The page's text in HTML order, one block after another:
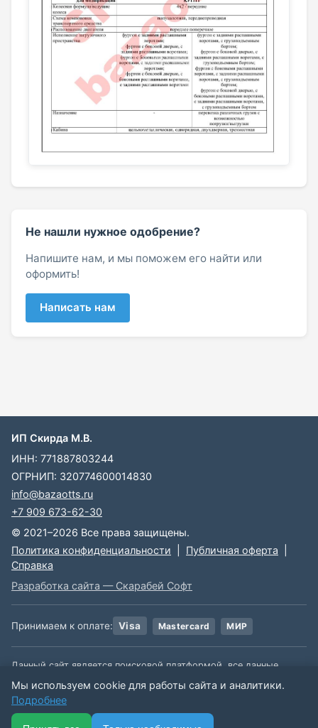
Не нашли нужное одобрение?
Напишите нам, и мы поможем его найти или
оформить!
Написать нам
ИП Скирда М.В.
ИНН: 771887803244
ОГРНИП: 320774600014830
info@bazaotts.ru
+7 909 673-62-30
© 2021–2026 Все права защищены.
Политика конфиденциальности
Публичная оферта
Справка
Разработка сайта — Скарабей Софт
Принимаем к оплате: Visa Mastercard МИР
Данный сайт является поисковой платформой, все данные,
размещенные на сайте, взяты из открытых источников. Мы не
несем ответственности за содержимое данной информации.
Мы используем cookie для работы сайта и аналитики.
Подробнее